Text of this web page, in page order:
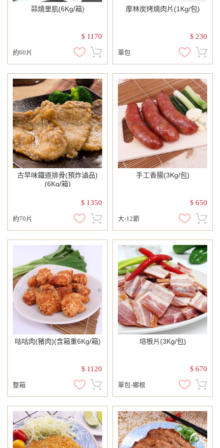
蒜燒里肌(6Kg/箱)
$ 1170
約60片
摩林炭烤燒肉片(1Kg/包)
$ 230
單包
古早味鐵道排骨(預炸滷品)
(6Kg/箱)
$ 1350
約70片
手工香腸(3Kg/包)
$ 650
大-12節
咕咕肉(豬肉)(含箱重6Kg/箱)
$ 1120
整箱
培根片(3Kg/包)
$ 670
單包-鄉根